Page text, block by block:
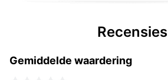
Recensies
Gemiddelde waardering